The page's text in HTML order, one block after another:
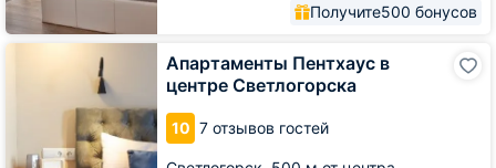
Получите500 бонусов
Апартаменты Пентхаус в
центре Светлогорска
10 7 отзывов гостей
Апартаменты
Светлогорска